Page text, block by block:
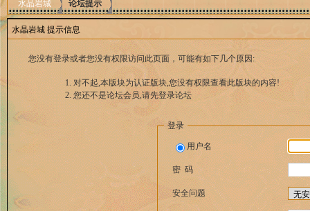
水晶岩城 论坛提示
水晶岩城 提示信息
您没有登录或者您没有权限访问此页面，可能有如下几个原因:
对不起,本版块为认证版块,您没有权限查看此版块的内容!
您还不是论坛会员,请先登录论坛
登录
用户名
密 码
安全问题